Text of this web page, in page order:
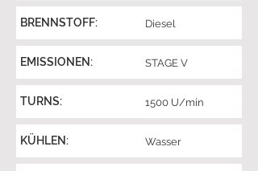
BRENNSTOFF: Diesel
EMISSIONEN: STAGE V
TURNS: 1500 U/min
KÜHLEN: Wasser